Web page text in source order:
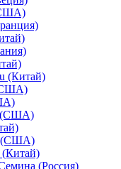
(Китай)
(США)
(США)
(Россия)